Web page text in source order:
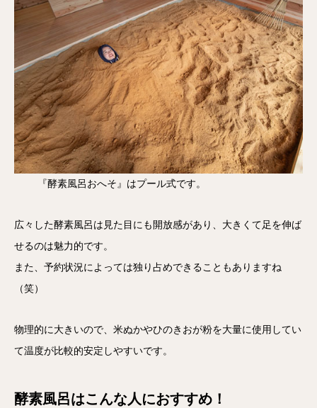
『酵素風呂おへそ』はプール式です。
広々した酵素風呂は見た目にも開放感があり、大きくて足を伸ば
せるのは魅力的です。
また、予約状況によっては独り占めできることもありますね
（笑）
物理的に大きいので、米ぬかやひのきおが粉を大量に使用してい
て温度が比較的安定しやすいです。
酵素風呂はこんな人におすすめ！